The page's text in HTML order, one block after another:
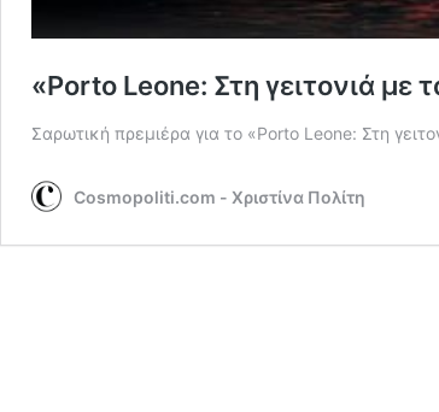
«Porto Leone: Στη γειτονιά με
Σαρωτική πρεμιέρα για το «Porto Leone: Στη
Cosmopoliti.com - Χριστίνα Πολίτη